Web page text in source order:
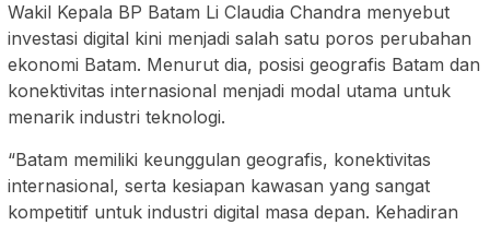
Wakil Kepala BP Batam Li Claudia Chandra menyebut
investasi digital kini menjadi salah satu poros perubahan
ekonomi Batam. Menurut dia, posisi geografis Batam dan
konektivitas internasional menjadi modal utama untuk
menarik industri teknologi.
“Batam memiliki keunggulan geografis, konektivitas
internasional, serta kesiapan kawasan yang sangat
kompetitif untuk industri digital masa depan. Kehadiran